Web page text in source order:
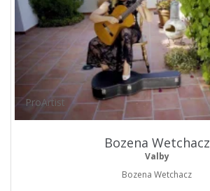
ProArtist
Bozena Wetchacz
Valby
Bozena Wetchacz